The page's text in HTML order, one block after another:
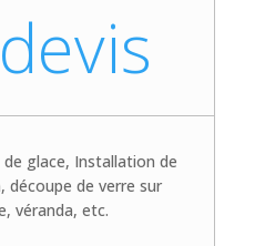
glace, Installation de
découpe de verre sur
véranda, etc.